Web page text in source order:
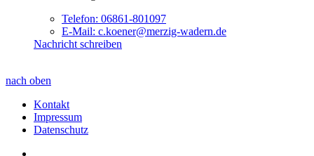
Telefon: 06861-801097
E-Mail: c.koener@merzig-wadern.de
Nachricht schreiben
nach oben
Kontakt
Impressum
Datenschutz